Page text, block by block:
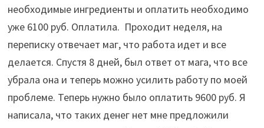
необходимые ингредиенты и оплатить необходимо
уже 6100 руб. Оплатила. Проходит неделя, на
переписку отвечает маг, что работа идет и все
делается. Спустя 8 дней, был ответ от мага, что все
убрала она и теперь можно усилить работу по моей
проблеме. Теперь нужно было оплатить 9600 руб. Я
написала, что таких денег нет мне предложили